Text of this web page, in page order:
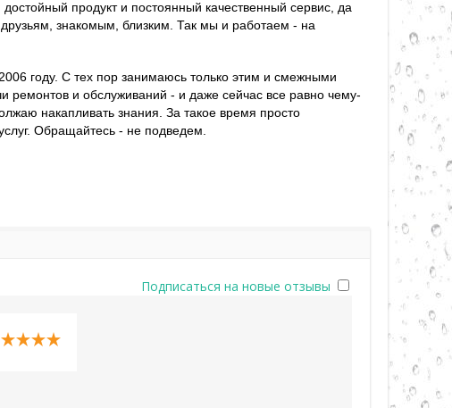
продукт и постоянный качественный сервис, да
знакомым, близким. Так мы и работаем - на
году. С тех пор занимаюсь только этим и смежными
ремонтов и обслуживаний - и даже сейчас все равно чему-
накапливать знания. За такое время просто
Обращайтесь - не подведем.
Подписаться на новые отзывы